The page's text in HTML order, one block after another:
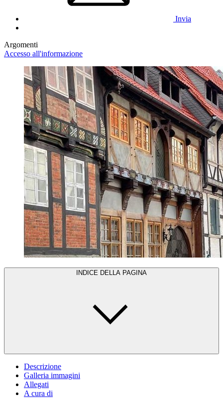
Invia
Argomenti
Accesso all'informazione
INDICE DELLA PAGINA
Descrizione
Galleria immagini
Allegati
A cura di